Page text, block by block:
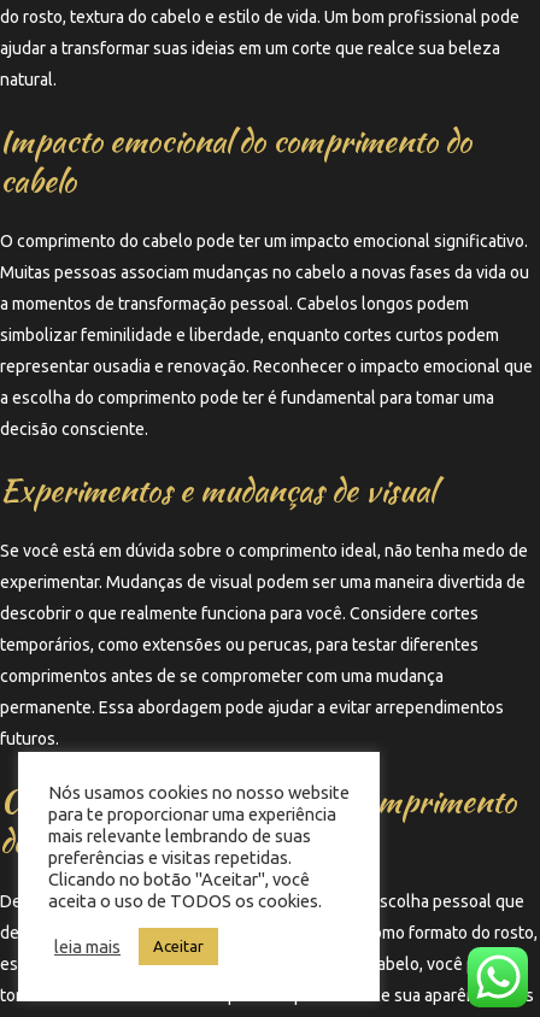
do rosto, textura do cabelo e estilo de vida. Um bom profissional pode
ajudar a transformar suas ideias em um corte que realce sua beleza
natural.
Impacto emocional do comprimento do
cabelo
O comprimento do cabelo pode ter um impacto emocional significativo.
Muitas pessoas associam mudanças no cabelo a novas fases da vida ou
a momentos de transformação pessoal. Cabelos longos podem
simbolizar feminilidade e liberdade, enquanto cortes curtos podem
representar ousadia e renovação. Reconhecer o impacto emocional que
a escolha do comprimento pode ter é fundamental para tomar uma
decisão consciente.
Experimentos e mudanças de visual
Se você está em dúvida sobre o comprimento ideal, não tenha medo de
experimentar. Mudanças de visual podem ser uma maneira divertida de
descobrir o que realmente funciona para você. Considere cortes
temporários, como extensões ou perucas, para testar diferentes
comprimentos antes de se comprometer com uma mudança
permanente. Essa abordagem pode ajudar a evitar arrependimentos
futuros.
Considerações finais sobre o comprimento
do cabelo
Decidir entre cabelo longo, médio ou curto é uma escolha pessoal que
deve refletir quem você é. Ao considerar fatores como formato do rosto,
estilo de vida, preferências pessoais e textura do cabelo, você pode
tomar uma decisão informada que não apenas realce sua aparência, mas
Nós usamos cookies no nosso website
para te proporcionar uma experiência
mais relevante lembrando de suas
preferências e visitas repetidas.
Clicando no botão "Aceitar", você
aceita o uso de TODOS os cookies.
leia mais Aceitar